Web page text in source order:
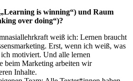
is winning“) und Raum
over doing“)?
weiß ich: Lernen braucht
Erst, wenn ich weiß, was
motiviert. Und alle lernen
beim Marketing arbeiten wir
Inhalte.